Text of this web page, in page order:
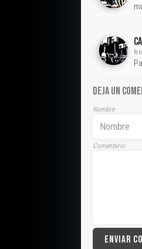
DEJA UN
Nombre
Comentario